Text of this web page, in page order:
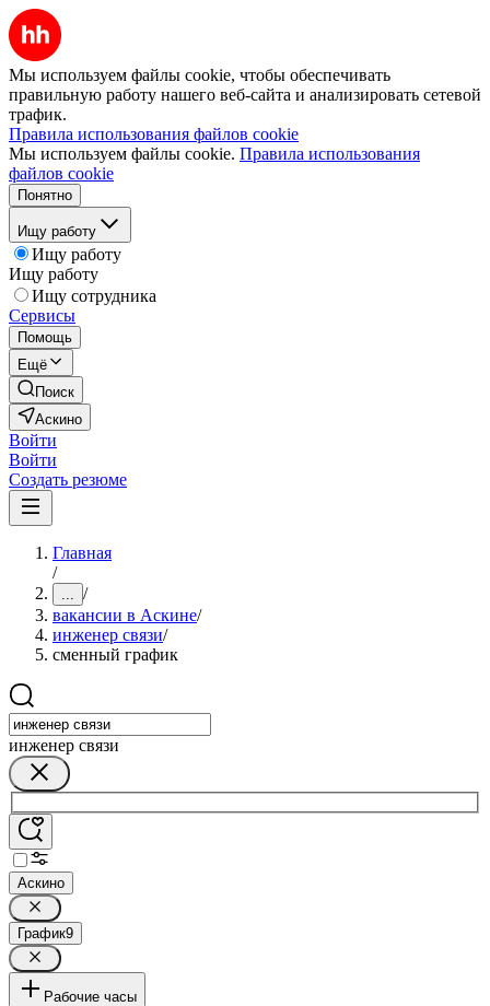
Мы используем файлы cookie, чтобы обеспечивать
правильную работу нашего веб-сайта и анализировать сетевой
трафик.
Правила использования файлов cookie
Мы используем файлы cookie. Правила использования
файлов cookie
Понятно
Ищу работу
Ищу работу
Ищу работу
Ищу сотрудника
Сервисы
Помощь
Ещё
Поиск
Аскино
Войти
Войти
Создать резюме
Главная
/
... /
вакансии в Аскине/
инженер связи/
сменный график
инженер связи
Аскино
График9
Рабочие часы